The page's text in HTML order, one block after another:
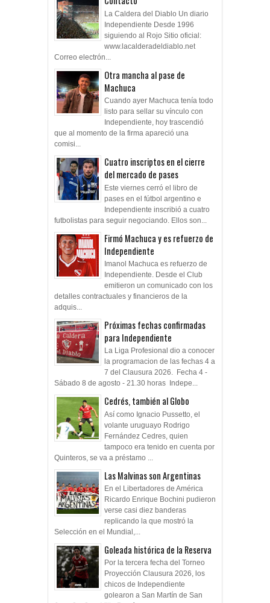
La Caldera del Diablo Un diario
Independiente Desde 1996
siguiendo al Rojo Sitio oficial:
www.lacalderadeldiablo.net
Correo electrón...
Otra mancha al pase de
Machuca
Cuando ayer Machuca tenía todo
listo para sellar su vínculo con
Independiente, hoy trascendió
que al momento de la firma apareció una
comisi...
Cuatro inscriptos en el cierre
del mercado de pases
Este viernes cerró el libro de
pases en el fútbol argentino e
Independiente inscribió a cuatro
futbolistas para seguir negociando. Ellos son...
Firmó Machuca y es refuerzo de
Independiente
Imanol Machuca es refuerzo de
Independiente. Desde el Club
emitieron un comunicado con los
detalles contractuales y financieros de la
adquis...
Próximas fechas confirmadas
para Independiente
La Liga Profesional dio a conocer
la programacion de las fechas 4 a
7 del Clausura 2026. Fecha 4 -
Sábado 8 de agosto - 21.30 horas Indepe...
Cedrés, también al Globo
Así como Ignacio Pussetto, el
volante uruguayo Rodrigo
Fernández Cedres, quien
tampoco era tenido en cuenta por
Quinteros, se va a préstamo ...
Las Malvinas son Argentinas
En el Libertadores de América
Ricardo Enrique Bochini pudieron
verse casi diez banderas
replicando la que mostró la
Selección en el Mundial,...
Goleada histórica de la Reserva
Por la tercera fecha del Torneo
Proyección Clausura 2026, los
chicos de Independiente
golearon a San Martín de San